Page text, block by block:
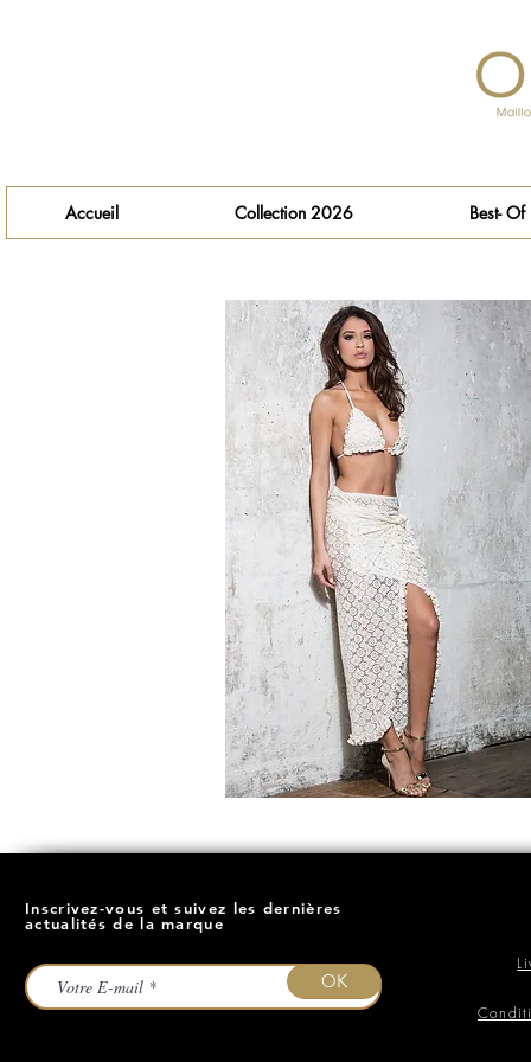
Accueil Collection 2026 Best- Of
Inscrivez-vous et suivez les dernières
actualités de la marque
OK